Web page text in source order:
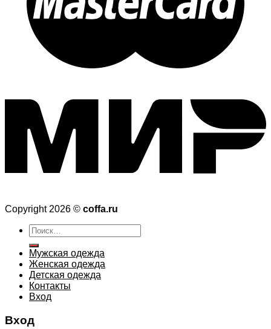
Copyright 2026 © coffa.ru
Искать:
Мужская одежда
Женская одежда
Детская одежда
Контакты
Вход
Вход